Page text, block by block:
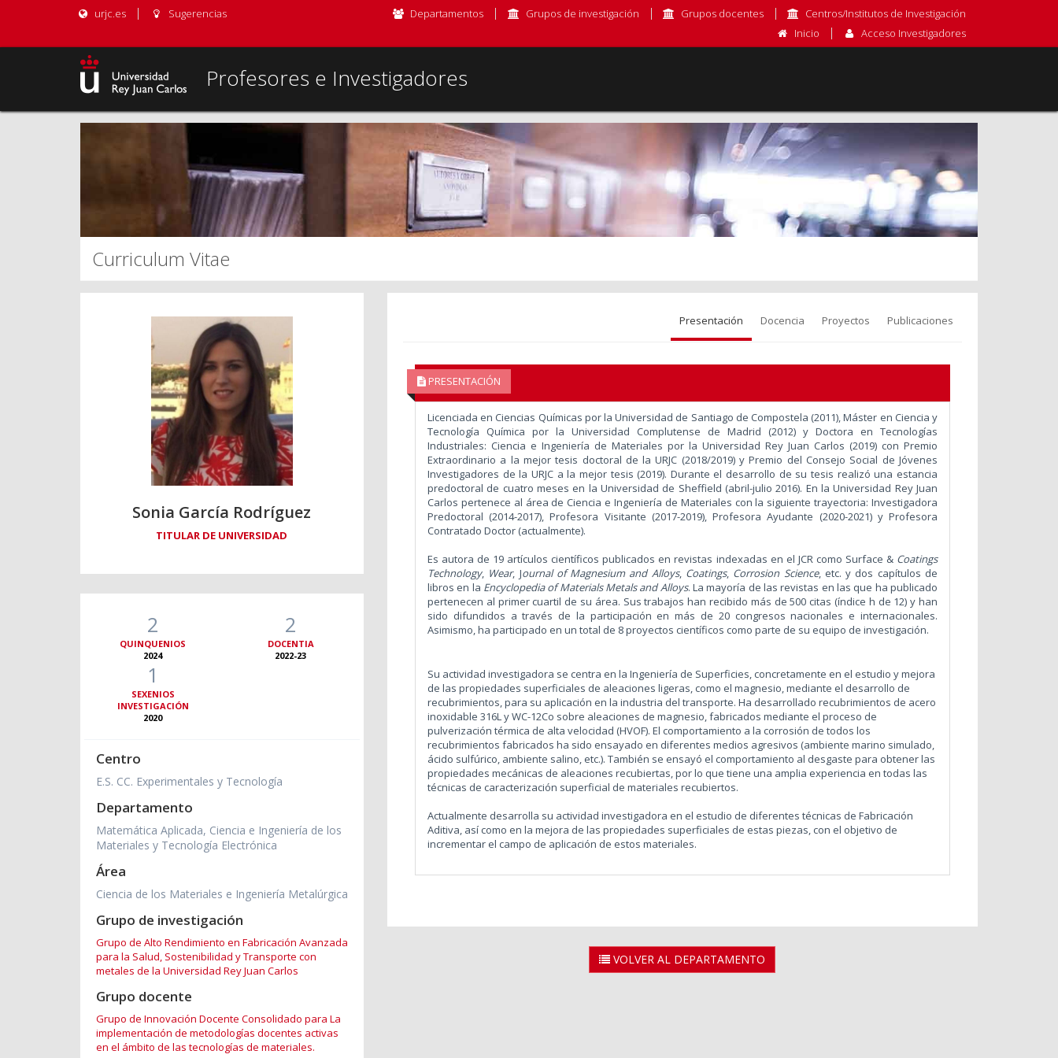
urjc.es Sugerencias Departamentos Grupos de investigación Grupos docentes
Centros/Institutos de Investigación
Inicio
Acceso Investigadores
Profesores e Investigadores
Curriculum Vitae
Sonia García Rodríguez
TITULAR DE UNIVERSIDAD
2
QUINQUENIOS
2024
2
DOCENTIA
2022-23
1
SEXENIOS
INVESTIGACIÓN
2020
Centro
E.S. CC. Experimentales y Tecnología
Departamento
Matemática Aplicada, Ciencia e Ingeniería de los
Materiales y Tecnología Electrónica
Área
Ciencia de los Materiales e Ingeniería Metalúrgica
Grupo de investigación
Grupo de Alto Rendimiento en Fabricación Avanzada
para la Salud, Sostenibilidad y Transporte con
metales de la Universidad Rey Juan Carlos
Grupo docente
Grupo de Innovación Docente Consolidado para La
implementación de metodologías docentes activas
en el ámbito de las tecnologías de materiales.
Presentación Docencia Proyectos Publicaciones
PRESENTACIÓN
Licenciada en Ciencias Químicas por la Universidad de Santiago de Compostela (2011), Máster en Ciencia y
Tecnología Química por la Universidad Complutense de Madrid (2012) y Doctora en Tecnologías
Industriales: Ciencia e Ingeniería de Materiales por la Universidad Rey Juan Carlos (2019) con Premio
Extraordinario a la mejor tesis doctoral de la URJC (2018/2019) y Premio del Consejo Social de Jóvenes
Investigadores de la URJC a la mejor tesis (2019). Durante el desarrollo de su tesis realizó una estancia
predoctoral de cuatro meses en la Universidad de Sheffield (abril-julio 2016). En la Universidad Rey Juan
Carlos pertenece al área de Ciencia e Ingeniería de Materiales con la siguiente trayectoria: Investigadora
Predoctoral (2014-2017), Profesora Visitante (2017-2019), Profesora Ayudante (2020-2021) y Profesora
Contratado Doctor (actualmente).
Es autora de 19 artículos científicos publicados en revistas indexadas en el JCR como Surface & Coatings
Technology, Wear, Journal of Magnesium and Alloys, Coatings, Corrosion Science, etc. y dos capítulos de
libros en la Encyclopedia of Materials Metals and Alloys. La mayoría de las revistas en las que ha publicado
pertenecen al primer cuartil de su área. Sus trabajos han recibido más de 500 citas (índice h de 12) y han
sido difundidos a través de la participación en más de 20 congresos nacionales e internacionales.
Asimismo, ha participado en un total de 8 proyectos científicos como parte de su equipo de investigación.
Su actividad investigadora se centra en la Ingeniería de Superficies, concretamente en el estudio y mejora
de las propiedades superficiales de aleaciones ligeras, como el magnesio, mediante el desarrollo de
recubrimientos, para su aplicación en la industria del transporte. Ha desarrollado recubrimientos de acero
inoxidable 316L y WC-12Co sobre aleaciones de magnesio, fabricados mediante el proceso de
pulverización térmica de alta velocidad (HVOF). El comportamiento a la corrosión de todos los
recubrimientos fabricados ha sido ensayado en diferentes medios agresivos (ambiente marino simulado,
ácido sulfúrico, ambiente salino, etc.). También se ensayó el comportamiento al desgaste para obtener las
propiedades mecánicas de aleaciones recubiertas, por lo que tiene una amplia experiencia en todas las
técnicas de caracterización superficial de materiales recubiertos.
Actualmente desarrolla su actividad investigadora en el estudio de diferentes técnicas de Fabricación
Aditiva, así como en la mejora de las propiedades superficiales de estas piezas, con el objetivo de
incrementar el campo de aplicación de estos materiales.
VOLVER AL DEPARTAMENTO